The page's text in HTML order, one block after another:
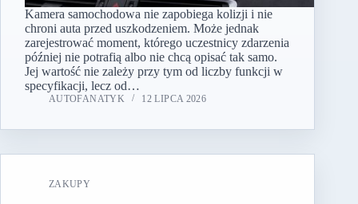
Kamera samochodowa nie zapobiega kolizji i nie
chroni auta przed uszkodzeniem. Może jednak
zarejestrować moment, którego uczestnicy zdarzenia
później nie potrafią albo nie chcą opisać tak samo.
Jej wartość nie zależy przy tym od liczby funkcji w
specyfikacji, lecz od…
AUTOFANATYK 12 LIPCA 2026
ZAKUPY